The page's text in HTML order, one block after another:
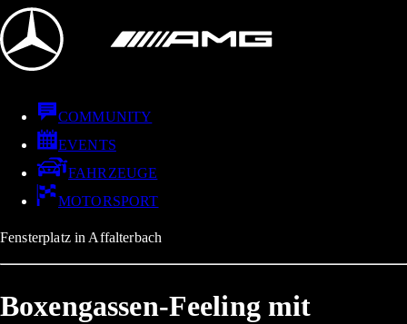
COMMUNITY
EVENTS
FAHRZEUGE
MOTORSPORT
Fensterplatz in Affalterbach
Boxengassen-Feeling mit